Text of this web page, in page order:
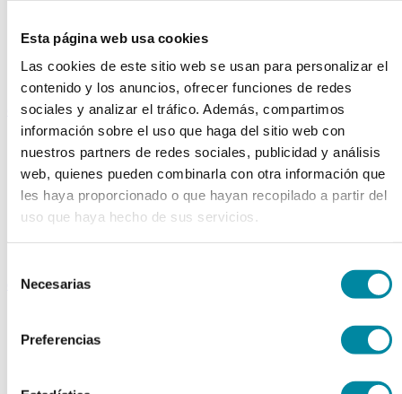
Esta página web usa cookies
Las cookies de este sitio web se usan para personalizar el
contenido y los anuncios, ofrecer funciones de redes
sociales y analizar el tráfico. Además, compartimos
información sobre el uso que haga del sitio web con
nuestros partners de redes sociales, publicidad y análisis
web, quienes pueden combinarla con otra información que
les haya proporcionado o que hayan recopilado a partir del
uso que haya hecho de sus servicios.
Necesarias
Preferencias
Extractos glicólicos
Extracto oleoso
Extracto seco
Plantas y tinturas
capsulas
Tamañno 000
Tamañno 00
Tamañno 0
Tamañno 1
Tamañno 2
Tamañno 3
envases
Tapas farmacia
Frascos y tapas cosmética